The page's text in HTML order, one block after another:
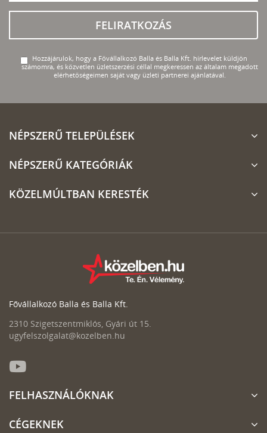
FELIRATKOZÁS
Hozzájárulok, hogy a Fővállalkozó Balla és Balla Kft. hírlevelet küldjön
számomra, és közvetlen üzletszerzési céllal megkeressen az általam megadott
elérhetőségeimen saját vagy üzleti partnerei ajánlatával.
NÉPSZERŰ TELEPÜLÉSEK
NÉPSZERŰ KATEGÓRIÁK
KÖZELMÚLTBAN KERESTÉK
Fővállalkozó Balla és Balla Kft.
2310 Szigetszentmiklós, Gyári út 15.
ugyfelszolgalat@kozelben.hu
FELHASZNÁLÓKNAK
CÉGEKNEK